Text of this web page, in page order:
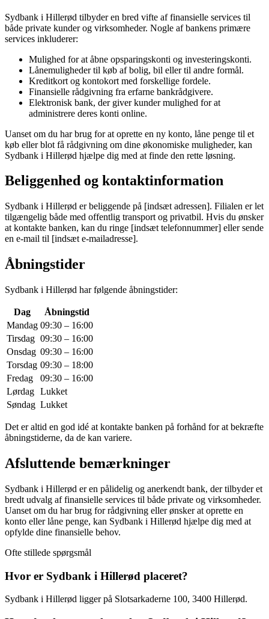
Sydbank i Hillerød tilbyder en bred vifte af finansielle services til
både private kunder og virksomheder. Nogle af bankens primære
services inkluderer:
Mulighed for at åbne opsparingskonti og investeringskonti.
Lånemuligheder til køb af bolig, bil eller til andre formål.
Kreditkort og kontokort med forskellige fordele.
Finansielle rådgivning fra erfarne bankrådgivere.
Elektronisk bank, der giver kunder mulighed for at
administrere deres konti online.
Uanset om du har brug for at oprette en ny konto, låne penge til et
køb eller blot få rådgivning om dine økonomiske muligheder, kan
Sydbank i Hillerød hjælpe dig med at finde den rette løsning.
Beliggenhed og kontaktinformation
Sydbank i Hillerød er beliggende på [indsæt adressen]. Filialen er let
tilgængelig både med offentlig transport og privatbil. Hvis du ønsker
at kontakte banken, kan du ringe [indsæt telefonnummer] eller sende
en e-mail til [indsæt e-mailadresse].
Åbningstider
Sydbank i Hillerød har følgende åbningstider:
Dag
Åbningstid
Mandag 09:30 – 16:00
Tirsdag 09:30 – 16:00
Onsdag 09:30 – 16:00
Torsdag 09:30 – 18:00
Fredag
09:30 – 16:00
Lørdag Lukket
Søndag Lukket
Det er altid en god idé at kontakte banken på forhånd for at bekræfte
åbningstiderne, da de kan variere.
Afsluttende bemærkninger
Sydbank i Hillerød er en pålidelig og anerkendt bank, der tilbyder et
bredt udvalg af finansielle services til både private og virksomheder.
Uanset om du har brug for rådgivning eller ønsker at oprette en
konto eller låne penge, kan Sydbank i Hillerød hjælpe dig med at
opfylde dine finansielle behov.
Ofte stillede spørgsmål
Hvor er Sydbank i Hillerød placeret?
Sydbank i Hillerød ligger på Slotsarkaderne 100, 3400 Hillerød.